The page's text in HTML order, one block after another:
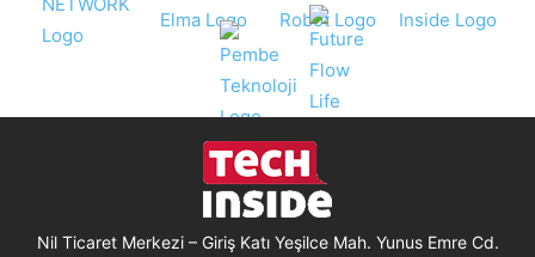
Nil Ticaret Merkezi – Giriş Katı Yeşilce Mah. Yunus Emre Cd.